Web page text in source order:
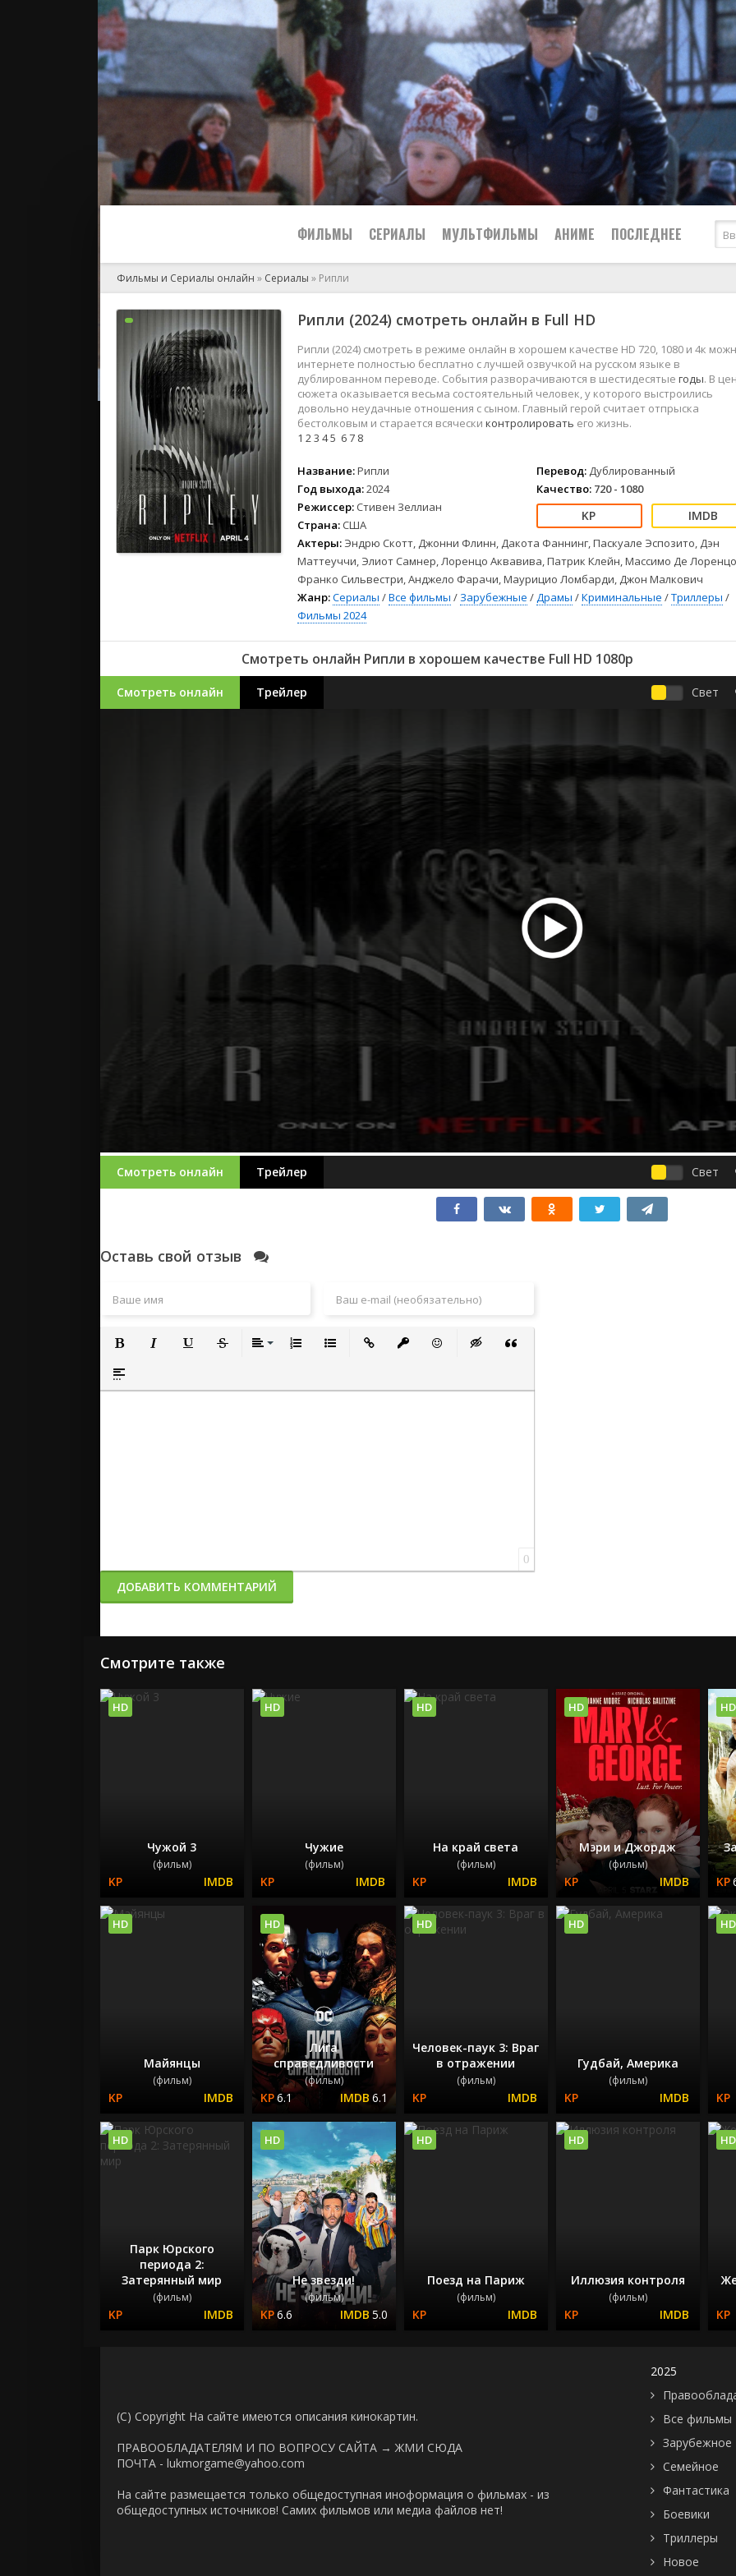
ФИЛЬМЫ
2024
2023
2022
2021
СССР
Зарубежные
Боевики
Военные
Детективы
Детские
Драмы
Комедии
Приключения
Семейные
Спорт
Триллеры
Фэнтези
СЕРИАЛЫ МУЛЬТФИЛЬМЫ АНИМЕ ПОСЛЕДНЕЕ
2024
2023
2022
2021
СССР
Фильмы из соцетей
Фильмы и Сериалы онлайн » Сериалы » Рипли
Рипли (2024) смотреть онлайн в Full HD
Рипли (2024) смотреть в режиме онлайн в хорошем качестве HD 720, 1080 и 4к
интернете полностью бесплатно с лучшей озвучкой на русском языке в
дублированном переводе. События разворачиваются в шестидесятые годы. В
сюжета оказывается весьма состоятельный человек, у которого выстроились
довольно неудачные отношения с сыном. Главный герой считает отпрыска
бестолковым и старается всячески контролировать его жизнь.
1 23 45 67 8
Название:Рипли
Год выхода:2024
Режиссер: Стивен Зеллиан
Страна: США
Перевод: Дублированный
Качество: 720 - 1080
Актеры: Эндрю Скотт, Джонни Флинн, Дакота Фаннинг, Паскуале Эспозито, Дэн
Маттеуччи, Элиот Самнер, Лоренцо Аквавива, Патрик Клейн, Массимо Де
Франко Сильвестри, Анджело Фарачи, Маурицио Ломбарди, Джон Малкович
Жанр:Сериалы /Все фильмы / Зарубежные /Драмы /Криминальные /Триллеры /
Фильмы 2024
Смотреть онлайн Рипли в хорошем качестве Full HD 1080p
Смотреть онлайн Трейлер Свет
Смотреть онлайн Трейлер Свет
Оставь свой отзыв
Полужирный
Вставка спойлера
0
ДОБАВИТЬ КОММЕНТАРИЙ
Смотрите также
Чужой 3
(фильм)
HD
Чужие
(фильм)
HD
На край света
(фильм)
HD
Мэри и Джордж
(фильм)
HD HD
Майянцы
(фильм)
HD
Лига
справедливости
(фильм)
6.1 6.1
HD
Человек-паук 3: Враг
в отражении
(фильм)
HD
Гудбай, Америка
(фильм)
HD HD
Парк Юрского
периода 2:
Затерянный мир
(фильм)
HD
Не звезди!
(фильм)
6.6 5.0
HD
Поезд на Париж
(фильм)
HD
Иллюзия контроля
(фильм)
HD HD
(C) Copyright На сайте имеются описания кинокартин.
ПРАВООБЛАДАТЕЛЯМ И ПО ВОПРОСУ САЙТА → ЖМИ СЮДА
ПОЧТА - lukmorgame@yahoo.com
На сайте размещается только общедоступная иноформация о фильмах - из
общедоступных источников! Самих фильмов или медиа файлов нет!
2025
Все фильмы
Зарубежное
Семейное
Фантастика
Боевики
Триллеры
Новое